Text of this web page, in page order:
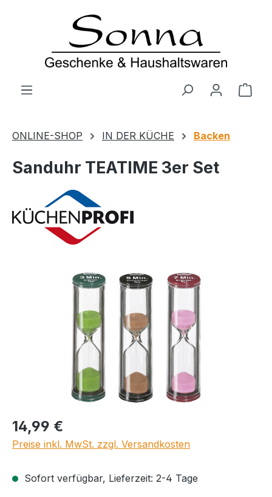
Zum Hauptinhalt springen
ONLINE-SHOP IN DER KÜCHE Backen
Sanduhr TEATIME 3er Set
Regulärer Preis:
14,99 €
Preise inkl. MwSt. zzgl. Versandkosten
Sofort verfügbar, Lieferzeit: 2-4 Tage